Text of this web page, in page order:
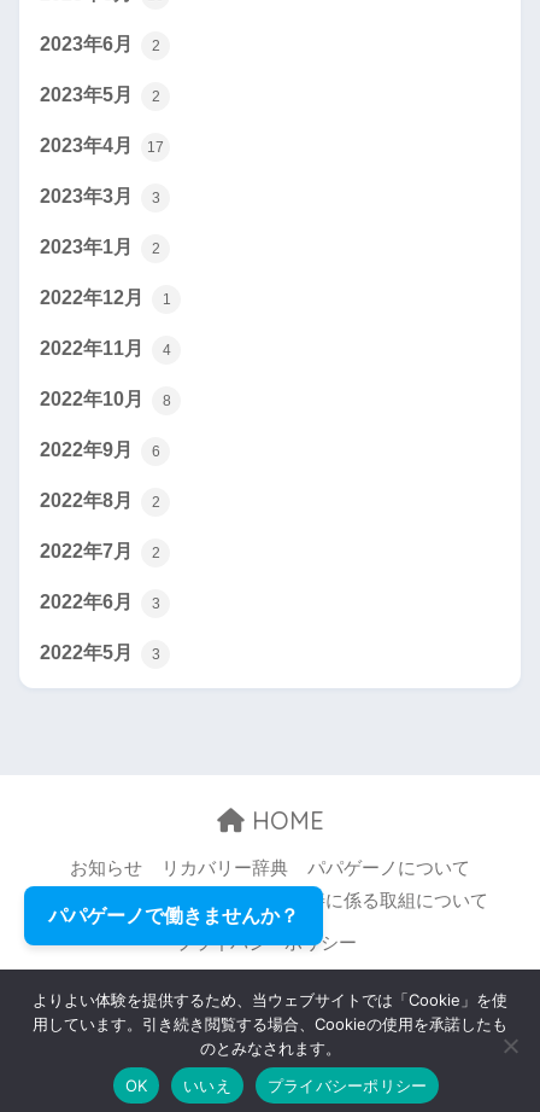
2023年6月 2
2023年5月 2
2023年4月 17
2023年3月 3
2023年1月 2
2022年12月 1
2022年11月 4
2022年10月 8
2022年9月 6
2022年8月 2
2022年7月 2
2022年6月 3
2022年5月 3
HOME
お知らせ リカバリー辞典
パパゲーノについて
職場環境等の改善に係る取組について
プライバシーポリシー
© 2026 Papageno,Inc. All rights reserved.
パパゲーノで働きませんか？
よりよい体験を提供するため、当ウェブサイトでは「Cookie」を使
用しています。引き続き閲覧する場合、Cookieの使用を承諾したも
のとみなされます。
OK
いいえ プライバシーポリシー